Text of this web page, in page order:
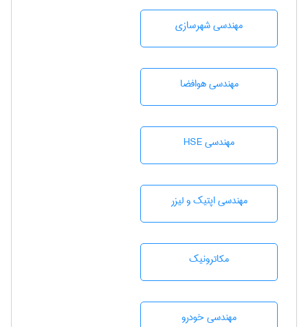
مهندسی شهرسازی
مهندسی هوافضا
مهندسی HSE
مهندسی اپتیک و لیزر
مکاترونیک
مهندسی خودرو